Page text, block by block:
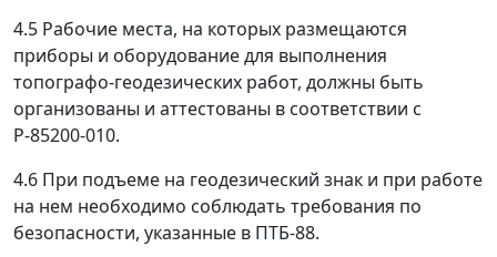
4.5 Рабочие места, на которых размещаются
приборы и оборудование для выполнения
топографо-геодезических работ, должны быть
организованы и аттестованы в соответствии с
Р-85200-010.
4.6 При подъеме на геодезический знак и при работе
на нем необходимо соблюдать требования по
безопасности, указанные в ПТБ-88.